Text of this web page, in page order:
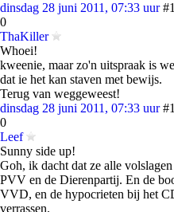
dinsdag 28 juni 2011, 07:33 uur
0
ThaKiller
Whoei!
kweenie, maar zo'n uitspraak is
dat ie het kan staven met bewijs.
Terug van weggeweest!
dinsdag 28 juni 2011, 07:33 uur
0
Leef
Sunny side up!
Goh, ik dacht dat ze alle
PVV en de Dierenpartij. En de
VVD, en de hypocrieten bij het
verrassen.